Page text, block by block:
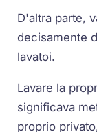
D'altra parte,
decisamente
lavatoi.
Lavare la
significava
proprio